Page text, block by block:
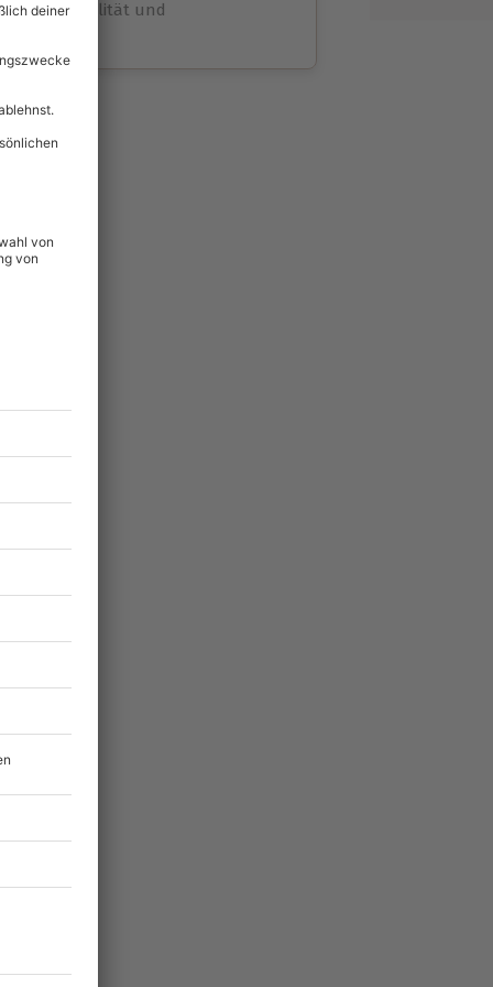
volle Flexibilität und
& verlängerbar.
°P